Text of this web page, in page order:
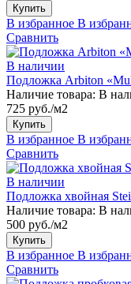
Купить
В избранное В
Сравнить
В наличии
Подложка Arbiton
Наличие товара: В
725 руб./м2
Купить
В избранное В
Сравнить
В наличии
Подложка хвойная
Наличие товара: В
500 руб./м2
Купить
В избранное В
Сравнить